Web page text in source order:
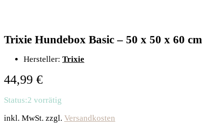
Trixie Hundebox Basic – 50 x 50 x 60 cm
Hersteller: Trixie
44,99 €
Status:2 vorrätig
inkl. MwSt. zzgl. Versandkosten